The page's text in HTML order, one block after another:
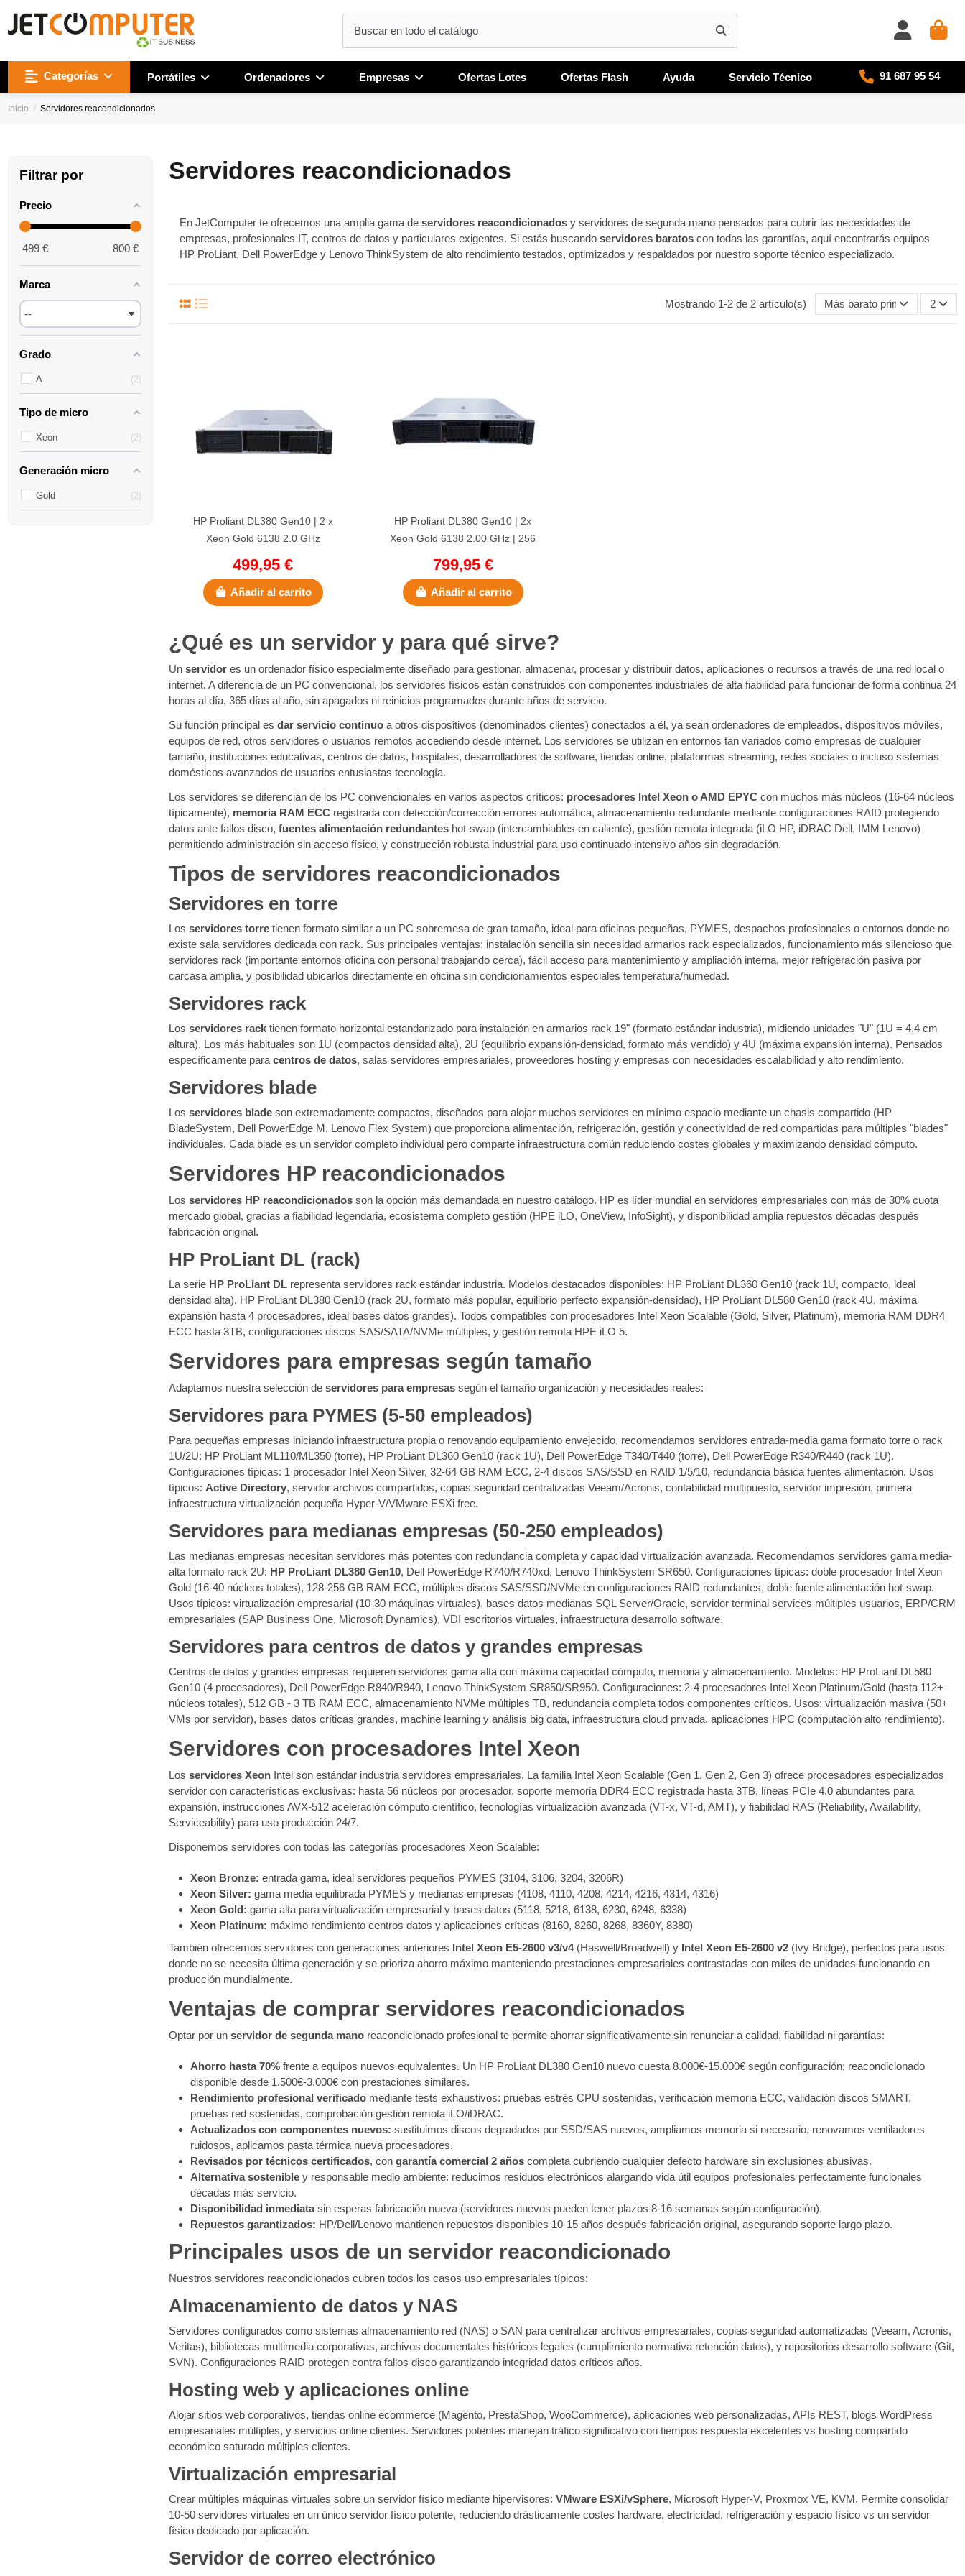
Categorías Portátiles Ordenadores Empresas Ofertas Lotes Ofertas Flash Ayuda Servicio Técnico 91 687 95 54
Inicio Servidores reacondicionados
Servidores reacondicionados
En JetComputer te ofrecemos una amplia gama deservidores reacondicionados y servidores de segunda mano pensados para cubrir las necesidades de
empresas, profesionales IT, centros de datos y particulares exigentes. Si estás buscandoservidores baratos con todas las garantías, aquí encontrarás equipos
HP ProLiant, Dell PowerEdge y Lenovo ThinkSystem de alto rendimiento testados, optimizados y respaldados por nuestro soporte técnico especializado.
Mostrando 1-2 de 2 artículo(s) Más barato primero 2
HP Proliant DL380 Gen10 | 2 x
Xeon Gold 6138 2.0 GHz
499,95 €
Añadir al carrito
HP Proliant DL380 Gen10 | 2x
Xeon Gold 6138 2.00 GHz | 256
799,95 €
Añadir al carrito
¿Qué es un servidor y para qué sirve?
Unservidor es un ordenador físico especialmente diseñado para gestionar, almacenar, procesar y distribuir datos, aplicaciones o recursos a través de una red local o
internet. A diferencia de un PC convencional, los servidores físicos están construidos con componentes industriales de alta fiabilidad para funcionar de forma continua 24
horas al día, 365 días al año, sin apagados ni reinicios programados durante años de servicio.
Su función principal esdar servicio continuo a otros dispositivos (denominados clientes) conectados a él, ya sean ordenadores de empleados, dispositivos móviles,
equipos de red, otros servidores o usuarios remotos accediendo desde internet. Los servidores se utilizan en entornos tan variados como empresas de cualquier
tamaño, instituciones educativas, centros de datos, hospitales, desarrolladores de software, tiendas online, plataformas streaming, redes sociales o incluso sistemas
domésticos avanzados de usuarios entusiastas tecnología.
Los servidores se diferencian de los PC convencionales en varios aspectos críticos: procesadores Intel Xeon o AMD EPYC con muchos más núcleos (16-64 núcleos
típicamente), memoria RAM ECC registrada con detección/corrección errores automática, almacenamiento redundante mediante configuraciones RAID protegiendo
datos ante fallos disco,fuentes alimentación redundantes hot-swap (intercambiables en caliente), gestión remota integrada (iLO HP, iDRAC Dell, IMM Lenovo)
permitiendo administración sin acceso físico, y construcción robusta industrial para uso continuado intensivo años sin degradación.
Tipos de servidores reacondicionados
Servidores en torre
Losservidores torre tienen formato similar a un PC sobremesa de gran tamaño, ideal para oficinas pequeñas, PYMES, despachos profesionales o entornos donde no
existe sala servidores dedicada con rack. Sus principales ventajas: instalación sencilla sin necesidad armarios rack especializados, funcionamiento más silencioso que
servidores rack (importante entornos oficina con personal trabajando cerca), fácil acceso para mantenimiento y ampliación interna, mejor refrigeración pasiva por
carcasa amplia, y posibilidad ubicarlos directamente en oficina sin condicionamientos especiales temperatura/humedad.
Servidores rack
Losservidores rack tienen formato horizontal estandarizado para instalación en armarios rack 19" (formato estándar industria), midiendo unidades "U" (1U = 4,4 cm
altura). Los más habituales son 1U (compactos densidad alta), 2U (equilibrio expansión-densidad, formato más vendido) y 4U (máxima expansión interna). Pensados
específicamente paracentros de datos, salas servidores empresariales, proveedores hosting y empresas con necesidades escalabilidad y alto rendimiento.
Servidores blade
Losservidores blade son extremadamente compactos, diseñados para alojar muchos servidores en mínimo espacio mediante un chasis compartido (HP
BladeSystem, Dell PowerEdge M, Lenovo Flex System) que proporciona alimentación, refrigeración, gestión y conectividad de red compartidas para múltiples "blades"
individuales. Cada blade es un servidor completo individual pero comparte infraestructura común reduciendo costes globales y maximizando densidad cómputo.
Servidores HP reacondicionados
Losservidores HP reacondicionados son la opción más demandada en nuestro catálogo. HP es líder mundial en servidores empresariales con más de 30% cuota
mercado global, gracias a fiabilidad legendaria, ecosistema completo gestión (HPE iLO, OneView, InfoSight), y disponibilidad amplia repuestos décadas después
fabricación original.
HP ProLiant DL (rack)
La serie HP ProLiant DL representa servidores rack estándar industria. Modelos destacados disponibles: HP ProLiant DL360 Gen10 (rack 1U, compacto, ideal
densidad alta), HP ProLiant DL380 Gen10 (rack 2U, formato más popular, equilibrio perfecto expansión-densidad), HP ProLiant DL580 Gen10 (rack 4U, máxima
expansión hasta 4 procesadores, ideal bases datos grandes). Todos compatibles con procesadores Intel Xeon Scalable (Gold, Silver, Platinum), memoria RAM DDR4
ECC hasta 3TB, configuraciones discos SAS/SATA/NVMe múltiples, y gestión remota HPE iLO 5.
Servidores para empresas según tamaño
Adaptamos nuestra selección deservidores para empresas según el tamaño organización y necesidades reales:
Servidores para PYMES (5-50 empleados)
Para pequeñas empresas iniciando infraestructura propia o renovando equipamiento envejecido, recomendamos servidores entrada-media gama formato torre o rack
1U/2U: HP ProLiant ML110/ML350 (torre), HP ProLiant DL360 Gen10 (rack 1U), Dell PowerEdge T340/T440 (torre), Dell PowerEdge R340/R440 (rack 1U).
Configuraciones típicas: 1 procesador Intel Xeon Silver, 32-64 GB RAM ECC, 2-4 discos SAS/SSD en RAID 1/5/10, redundancia básica fuentes alimentación. Usos
típicos: Active Directory, servidor archivos compartidos, copias seguridad centralizadas Veeam/Acronis, contabilidad multipuesto, servidor impresión, primera
infraestructura virtualización pequeña Hyper-V/VMware ESXi free.
Servidores para medianas empresas (50-250 empleados)
Las medianas empresas necesitan servidores más potentes con redundancia completa y capacidad virtualización avanzada. Recomendamos servidores gama media-
alta formato rack 2U: HP ProLiant DL380 Gen10, Dell PowerEdge R740/R740xd, Lenovo ThinkSystem SR650. Configuraciones típicas: doble procesador Intel Xeon
Gold (16-40 núcleos totales), 128-256 GB RAM ECC, múltiples discos SAS/SSD/NVMe en configuraciones RAID redundantes, doble fuente alimentación hot-swap.
Usos típicos: virtualización empresarial (10-30 máquinas virtuales), bases datos medianas SQL Server/Oracle, servidor terminal services múltiples usuarios, ERP/CRM
empresariales (SAP Business One, Microsoft Dynamics), VDI escritorios virtuales, infraestructura desarrollo software.
Servidores para centros de datos y grandes empresas
Centros de datos y grandes empresas requieren servidores gama alta con máxima capacidad cómputo, memoria y almacenamiento. Modelos: HP ProLiant DL580
Gen10 (4 procesadores), Dell PowerEdge R840/R940, Lenovo ThinkSystem SR850/SR950. Configuraciones: 2-4 procesadores Intel Xeon Platinum/Gold (hasta 112+
núcleos totales), 512 GB - 3 TB RAM ECC, almacenamiento NVMe múltiples TB, redundancia completa todos componentes críticos. Usos: virtualización masiva (50+
VMs por servidor), bases datos críticas grandes, machine learning y análisis big data, infraestructura cloud privada, aplicaciones HPC (computación alto rendimiento).
Servidores con procesadores Intel Xeon
Losservidores Xeon Intel son estándar industria servidores empresariales. La familia Intel Xeon Scalable (Gen 1, Gen 2, Gen 3) ofrece procesadores especializados
servidor con características exclusivas: hasta 56 núcleos por procesador, soporte memoria DDR4 ECC registrada hasta 3TB, líneas PCIe 4.0 abundantes para
expansión, instrucciones AVX-512 aceleración cómputo científico, tecnologías virtualización avanzada (VT-x, VT-d, AMT), y fiabilidad RAS (Reliability, Availability,
Serviceability) para uso producción 24/7.
Disponemos servidores con todas las categorías procesadores Xeon Scalable:
Xeon Bronze: entrada gama, ideal servidores pequeños PYMES (3104, 3106, 3204, 3206R)
Xeon Silver: gama media equilibrada PYMES y medianas empresas (4108, 4110, 4208, 4214, 4216, 4314, 4316)
Xeon Gold: gama alta para virtualización empresarial y bases datos (5118, 5218, 6138, 6230, 6248, 6338)
Xeon Platinum: máximo rendimiento centros datos y aplicaciones críticas (8160, 8260, 8268, 8360Y, 8380)
También ofrecemos servidores con generaciones anteriores Intel Xeon E5-2600 v3/v4(Haswell/Broadwell) y Intel Xeon E5-2600 v2 (Ivy Bridge), perfectos para usos
donde no se necesita última generación y se prioriza ahorro máximo manteniendo prestaciones empresariales contrastadas con miles de unidades funcionando en
producción mundialmente.
Ventajas de comprar servidores reacondicionados
Optar por unservidor de segunda mano reacondicionado profesional te permite ahorrar significativamente sin renunciar a calidad, fiabilidad ni garantías:
Ahorro hasta 70% frente a equipos nuevos equivalentes. Un HP ProLiant DL380 Gen10 nuevo cuesta 8.000€-15.000€ según configuración; reacondicionado
disponible desde 1.500€-3.000€ con prestaciones similares.
Rendimiento profesional verificado mediante tests exhaustivos: pruebas estrés CPU sostenidas, verificación memoria ECC, validación discos SMART,
pruebas red sostenidas, comprobación gestión remota iLO/iDRAC.
Actualizados con componentes nuevos: sustituimos discos degradados por SSD/SAS nuevos, ampliamos memoria si necesario, renovamos ventiladores
ruidosos, aplicamos pasta térmica nueva procesadores.
Revisados por técnicos certificados, congarantía comercial 2 años completa cubriendo cualquier defecto hardware sin exclusiones abusivas.
Alternativa sostenible y responsable medio ambiente: reducimos residuos electrónicos alargando vida útil equipos profesionales perfectamente funcionales
décadas más servicio.
Disponibilidad inmediatasin esperas fabricación nueva (servidores nuevos pueden tener plazos 8-16 semanas según configuración).
Repuestos garantizados: HP/Dell/Lenovo mantienen repuestos disponibles 10-15 años después fabricación original, asegurando soporte largo plazo.
Principales usos de un servidor reacondicionado
Nuestros servidores reacondicionados cubren todos los casos uso empresariales típicos:
Almacenamiento de datos y NAS
Servidores configurados como sistemas almacenamiento red (NAS) o SAN para centralizar archivos empresariales, copias seguridad automatizadas (Veeam, Acronis,
Veritas), bibliotecas multimedia corporativas, archivos documentales históricos legales (cumplimiento normativa retención datos), y repositorios desarrollo software (Git,
SVN). Configuraciones RAID protegen contra fallos disco garantizando integridad datos críticos años.
Hosting web y aplicaciones online
Alojar sitios web corporativos, tiendas online ecommerce (Magento, PrestaShop, WooCommerce), aplicaciones web personalizadas, APIs REST, blogs WordPress
empresariales múltiples, y servicios online clientes. Servidores potentes manejan tráfico significativo con tiempos respuesta excelentes vs hosting compartido
económico saturado múltiples clientes.
Virtualización empresarial
Crear múltiples máquinas virtuales sobre un servidor físico mediante hipervisores:VMware ESXi/vSphere, Microsoft Hyper-V, Proxmox VE, KVM. Permite consolidar
10-50 servidores virtuales en un único servidor físico potente, reduciendo drásticamente costes hardware, electricidad, refrigeración y espacio físico vs un servidor
físico dedicado por aplicación.
Servidor de correo electrónico
Filtrar por
Precio
499 € 800€
Marca
Grado
A 2
Tipo de micro
Xeon 2
Generación micro
Gold 2